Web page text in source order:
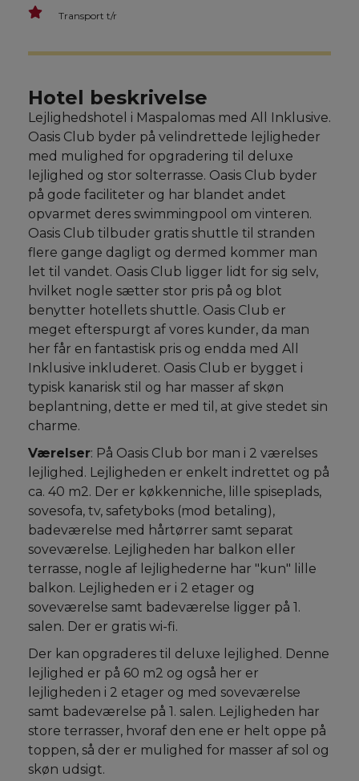
Transport t/r
Hotel beskrivelse
Lejlighedshotel i Maspalomas med All Inklusive.
Oasis Club byder på velindrettede lejligheder
med mulighed for opgradering til deluxe
lejlighed og stor solterrasse. Oasis Club byder
på gode faciliteter og har blandet andet
opvarmet deres swimmingpool om vinteren.
Oasis Club tilbuder gratis shuttle til stranden
flere gange dagligt og dermed kommer man
let til vandet. Oasis Club ligger lidt for sig selv,
hvilket nogle sætter stor pris på og blot
benytter hotellets shuttle. Oasis Club er
meget efterspurgt af vores kunder, da man
her får en fantastisk pris og endda med All
Inklusive inkluderet. Oasis Club er bygget i
typisk kanarisk stil og har masser af skøn
beplantning, dette er med til, at give stedet sin
charme.
Værelser: På Oasis Club bor man i 2 værelses
lejlighed. Lejligheden er enkelt indrettet og på
ca. 40 m2. Der er køkkenniche, lille spiseplads,
sovesofa, tv, safetyboks (mod betaling),
badeværelse med hårtørrer samt separat
soveværelse. Lejligheden har balkon eller
terrasse, nogle af lejlighederne har "kun" lille
balkon. Lejligheden er i 2 etager og
soveværelse samt badeværelse ligger på 1.
salen. Der er gratis wi-fi.
Der kan opgraderes til deluxe lejlighed. Denne
lejlighed er på 60 m2 og også her er
lejligheden i 2 etager og med soveværelse
samt badeværelse på 1. salen. Lejligheden har
store terrasser, hvoraf den ene er helt oppe på
toppen, så der er mulighed for masser af sol og
skøn udsigt.